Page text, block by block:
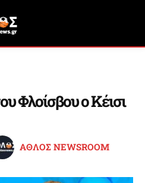
Φλοίσβου ο Κέισι
ΑΘΛΟΣ NEWSROOM